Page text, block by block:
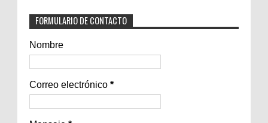
FORMULARIO DE CONTACTO
Nombre
Correo electrónico *